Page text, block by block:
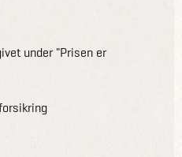
under "Prisen er